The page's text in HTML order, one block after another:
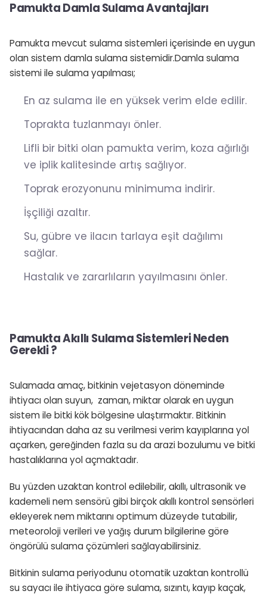
Pamukta Damla Sulama Avantajları
Pamukta mevcut sulama sistemleri içerisinde en uygun
olan sistem damla sulama sistemidir.Damla sulama
sistemi ile sulama yapılması;
En az sulama ile en yüksek verim elde edilir.
Toprakta tuzlanmayı önler.
Lifli bir bitki olan pamukta verim, koza ağırlığı
ve iplik kalitesinde artış sağlıyor.
Toprak erozyonunu minimuma indirir.
İşçiliği azaltır.
Su, gübre ve ilacın tarlaya eşit dağılımı
sağlar.
Hastalık ve zararlıların yayılmasını önler.
Pamukta Akıllı Sulama Sistemleri Neden
Gerekli ?
Sulamada amaç, bitkinin vejetasyon döneminde
ihtiyacı olan suyun, zaman, miktar olarak en uygun
sistem ile bitki kök bölgesine ulaştırmaktır. Bitkinin
ihtiyacından daha az su verilmesi verim kayıplarına yol
açarken, gereğinden fazla su da arazi bozulumu ve bitki
hastalıklarına yol açmaktadır.
Bu yüzden uzaktan kontrol edilebilir, akıllı, ultrasonik ve
kademeli nem sensörü gibi birçok akıllı kontrol sensörleri
ekleyerek nem miktarını optimum düzeyde tutabilir,
meteoroloji verileri ve yağış durum bilgilerine göre
öngörülü sulama çözümleri sağlayabilirsiniz.
Bitkinin sulama periyodunu otomatik uzaktan kontrollü
su sayacı ile ihtiyaca göre sulama, sızıntı, kayıp kaçak,